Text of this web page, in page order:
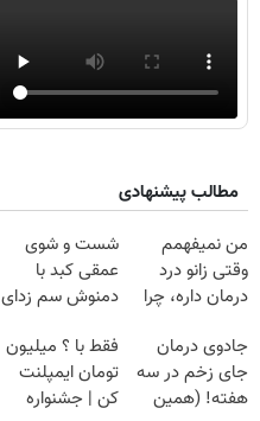
مطالب پیشنهادی
من نمیفهمم
وقتی زانو درد
درمان داره، چرا
تحمل میکنی؟❗
شست و شوی
عمقی کبد با
دمنوش سم زدای
جادوی درمان
جای زخم در سه
هفته! (همین
فقط با ؟ میلیون
تومان ایمپلنت
کن | جشنواره